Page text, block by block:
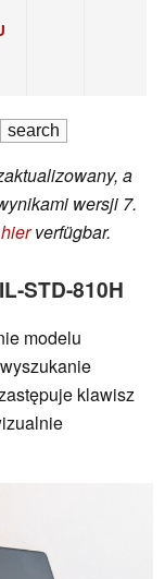
a
wersji 7.
hierverfügbar.
STD-810H
modelu
klawisz